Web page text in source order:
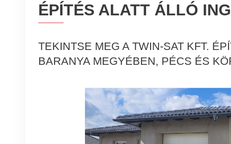
ÉPÍTÉS ALATT ÁLLÓ
TEKINTSE MEG A TWIN-SAT KFT.
BARANYA MEGYÉBEN, PÉCS ÉS